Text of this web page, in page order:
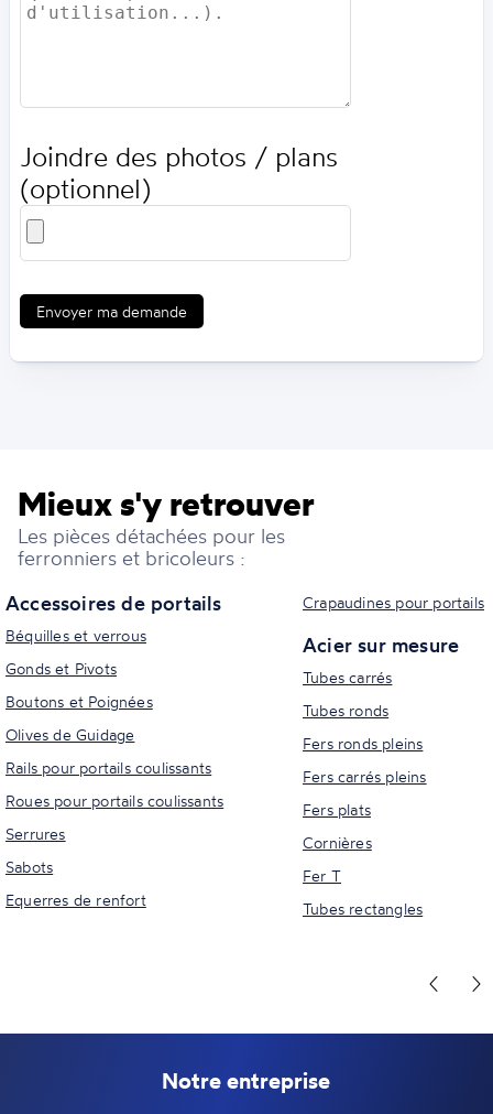
Joindre des photos / plans
(optionnel)
Envoyer ma demande
Mieux s'y retrouver
Les pièces détachées pour les
ferronniers et bricoleurs :
Accessoires de portails
Béquilles et verrous
Gonds et Pivots
Boutons et Poignées
Olives de Guidage
Rails pour portails coulissants
Roues pour portails coulissants
Serrures
Sabots
Equerres de renfort
Crapaudines pour portails
Acier sur mesure
Tubes carrés
Tubes ronds
Fers ronds pleins
Fers carrés pleins
Fers plats
Cornières
Fer T
Tubes rectangles
Notre entreprise